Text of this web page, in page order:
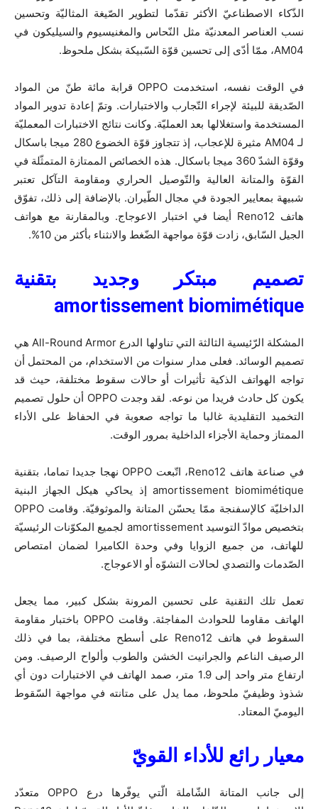
الذّكاء الاصطناعيّ الأكثر تقدّما لتطوير الصّيغة المثاليّة وتحسين
نسب العناصر المعدنيّة مثل النّحاس والمغنيسيوم والسيليكون في
AM04، ممّا أدّى إلى تحسين قوّة السّبيكة بشكل ملحوظ.
في الوقت نفسه، استخدمت OPPO قرابة مائة طنّ من المواد
الصّديقة للبيئة لإجراء التّجارب والاختبارات. وتمّ إعادة تدوير المواد
المستخدمة واستغلالها بعد العمليّة. وكانت نتائج الاختبارات المعمليّة
لـ AM04 مثيرة للإعجاب، إذ تتجاوز قوّة الخضوع 280 ميجا باسكال
وقوّة الشدّ 360 ميجا باسكال. هذه الخصائص الممتازة المتمثّلة في
القوّة والمتانة العالية والتّوصيل الحراري ومقاومة التآكل تعتبر
شبيهة بمعايير الجودة في مجال الطّيران. بالإضافة إلى ذلك، تفوّق
هاتف Reno12 أيضا في اختبار الاعوجاج. وبالمقارنة مع هواتف
الجيل السّابق، زادت قوّة مواجهة الضّغط والانثناء بأكثر من 10%.
تصميم مبتكر وجديد بتقنية
amortissement biomimétique
المشكلة الرّئيسية الثالثة التي تناولها الدرع All-Round Armor هي
تصميم الوسائد. فعلى مدار سنوات من الاستخدام، من المحتمل أن
تواجه الهواتف الذكية تأثيرات أو حالات سقوط مختلفة، حيث قد
يكون كل حادث فريدا من نوعه. لقد وجدت OPPO أن حلول تصميم
التخميد التقليدية غالبا ما تواجه صعوبة في الحفاظ على الأداء
الممتاز وحماية الأجزاء الداخلية بمرور الوقت.
في صناعة هاتف Reno12، اتّبعت OPPO نهجا جديدا تماما، بتقنية
amortissement biomimétique إذ يحاكي هيكل الجهاز البنية
الداخليّة كالإسفنجة ممّا يحسّن المتانة والموثوقيّة. وقامت OPPO
بتخصيص موادّ التوسيد amortissement لجميع المكوّنات الرئيسيّة
للهاتف، من جميع الزوايا وفي وحدة الكاميرا لضمان امتصاص
الصّدمات والتصدي لحالات التشوّه أو الاعوجاج.
تعمل تلك التقنية على تحسين المرونة بشكل كبير، مما يجعل
الهاتف مقاوما للحوادث المفاجئة. وقامت OPPO باختبار مقاومة
السقوط في هاتف Reno12 على أسطح مختلفة، بما في ذلك
الرصيف الناعم والجرانيت الخشن والطوب وألواح الرصيف. ومن
ارتفاع متر واحد إلى 1.9 متر، صمد الهاتف في الاختبارات دون أي
شذوذ وظيفيّ ملحوظ، مما يدل على متانته في مواجهة السّقوط
اليوميّ المعتاد.
معيار رائع للأداء القويّ
إلى جانب المتانة الشّاملة الّتي يوفّرها درع OPPO متعدّد